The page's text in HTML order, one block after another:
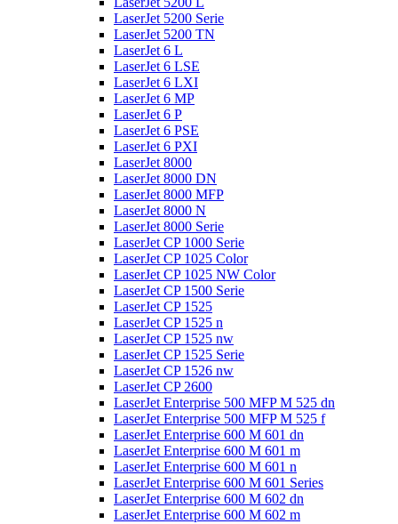
LaserJet 5200 Serie
LaserJet 5200 TN
LaserJet 6 L
LaserJet 6 LSE
LaserJet 6 LXI
LaserJet 6 MP
LaserJet 6 P
LaserJet 6 PSE
LaserJet 6 PXI
LaserJet 8000
LaserJet 8000 DN
LaserJet 8000 MFP
LaserJet 8000 N
LaserJet 8000 Serie
LaserJet CP 1000 Serie
LaserJet CP 1025 Color
LaserJet CP 1025 NW Color
LaserJet CP 1500 Serie
LaserJet CP 1525
LaserJet CP 1525 n
LaserJet CP 1525 nw
LaserJet CP 1525 Serie
LaserJet CP 1526 nw
LaserJet CP 2600
LaserJet Enterprise 500 MFP M 525 dn
LaserJet Enterprise 500 MFP M 525 f
LaserJet Enterprise 600 M 601 dn
LaserJet Enterprise 600 M 601 m
LaserJet Enterprise 600 M 601 n
LaserJet Enterprise 600 M 601 Series
LaserJet Enterprise 600 M 602 dn
LaserJet Enterprise 600 M 602 m